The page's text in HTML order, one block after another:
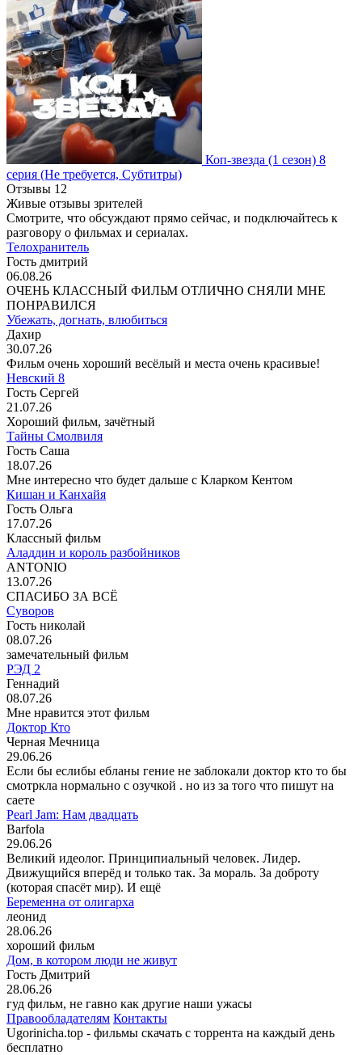
Коп-звезда (1 сезон) 8
серия (Не требуется, Субтитры)
Отзывы 12
Живые отзывы зрителей
Смотрите, что обсуждают прямо сейчас, и подключайтесь к
разговору о фильмах и сериалах.
Телохранитель
Гость дмитрий
06.08.26
ОЧЕНЬ КЛАССНЫЙ ФИЛЬМ ОТЛИЧНО СНЯЛИ МНЕ
ПОНРАВИЛСЯ
Убежать, догнать, влюбиться
Дахир
30.07.26
Фильм очень хороший весёлый и места очень красивые!
Невский 8
Гость Сергей
21.07.26
Хороший фильм, зачётный
Тайны Смолвиля
Гость Саша
18.07.26
Мне интересно что будет дальше с Кларком Кентом
Кишан и Канхайя
Гость Ольга
17.07.26
Классный фильм
Аладдин и король разбойников
ANTONIO
13.07.26
СПАСИБО ЗА ВСЁ
Суворов
Гость николай
08.07.26
замечательный фильм
РЭД 2
Геннадий
08.07.26
Мне нравится этот фильм
Доктор Кто
Черная Мечница
29.06.26
Если бы еслибы ебланы гение не заблокали доктор кто то бы
смотркла нормально с озучкой . но из за того что пишут на
саете
Pearl Jam: Нам двадцать
Barfola
29.06.26
Великий идеолог. Принципиальный человек. Лидер.
Движущийся вперёд и только так. За мораль. За доброту
(которая спасёт мир). И ещё
Беременна от олигарха
леонид
28.06.26
хороший фильм
Дом, в котором люди не живут
Гость Дмитрий
28.06.26
гуд фильм, не гавно как другие наши ужасы
Правообладателям Контакты
Ugorinicha.top - фильмы скачать с торрента на каждый день
бесплатно